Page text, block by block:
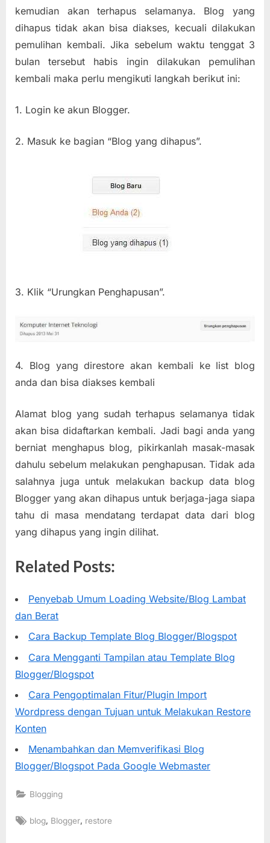
kemudian akan terhapus selamanya. Blog yang
dihapus tidak akan bisa diakses, kecuali dilakukan
pemulihan kembali. Jika sebelum waktu tenggat 3
bulan tersebut habis ingin dilakukan pemulihan
kembali maka perlu mengikuti langkah berikut ini:
1. Login ke akun Blogger.
2. Masuk ke bagian “Blog yang dihapus”.
3. Klik “Urungkan Penghapusan”.
4. Blog yang direstore akan kembali ke list blog
anda dan bisa diakses kembali
Alamat blog yang sudah terhapus selamanya tidak
akan bisa didaftarkan kembali. Jadi bagi anda yang
berniat menghapus blog, pikirkanlah masak-masak
dahulu sebelum melakukan penghapusan. Tidak ada
salahnya juga untuk melakukan backup data blog
Blogger yang akan dihapus untuk berjaga-jaga siapa
tahu di masa mendatang terdapat data dari blog
yang dihapus yang ingin dilihat.
Related Posts:
Penyebab Umum Loading Website/Blog Lambat
dan Berat
Cara Backup Template Blog Blogger/Blogspot
Cara Mengganti Tampilan atau Template Blog
Blogger/Blogspot
Cara Pengoptimalan Fitur/Plugin Import
Wordpress dengan Tujuan untuk Melakukan Restore
Konten
Menambahkan dan Memverifikasi Blog
Blogger/Blogspot Pada Google Webmaster
Blogging
Tags:
blog Blogger restore